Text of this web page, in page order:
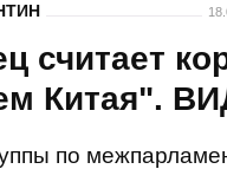
считает
Китая".
по